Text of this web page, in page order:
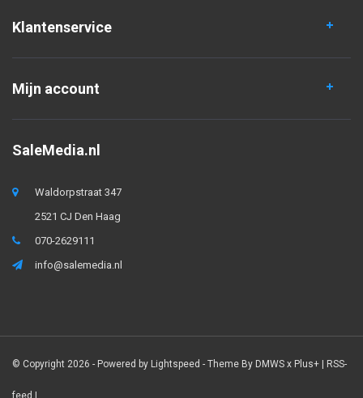
Klantenservice
Mijn account
SaleMedia.nl
Waldorpstraat 347
2521 CJ Den Haag
070-2629111
info@salemedia.nl
© Copyright 2026 - Powered by Lightspeed - Theme By DMWS x Plus+ | RSS-
feed |